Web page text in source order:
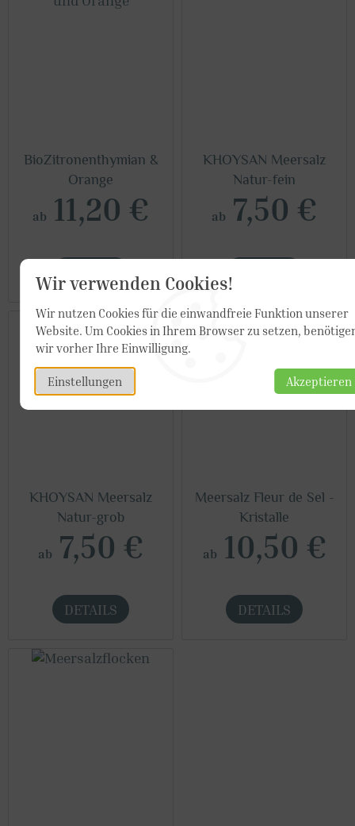
Wir verwenden Cookies!
Wir nutzen Cookies für die einwandfreie Funktion unserer
Website. Um Cookies in Ihrem Browser zu setzen,
wir vorher Ihre Einwilligung.
Einstellungen Akzeptieren
BioZitronenthymian &
Orange
ab 11,20 €
KHOYSAN Meersalz
Natur-fein
ab 7,50 €
KHOYSAN Meersalz
Natur-grob
ab 7,50 €
DETAILS
Meersalz Fleur de Sel -
Kristalle
ab 10,50 €
DETAILS